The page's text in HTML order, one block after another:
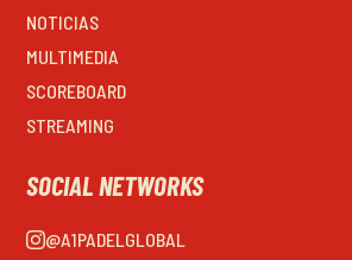
NOTICIAS
MULTIMEDIA
SCOREBOARD
STREAMING
SOCIAL NETWORKS
@A1PADELGLOBAL